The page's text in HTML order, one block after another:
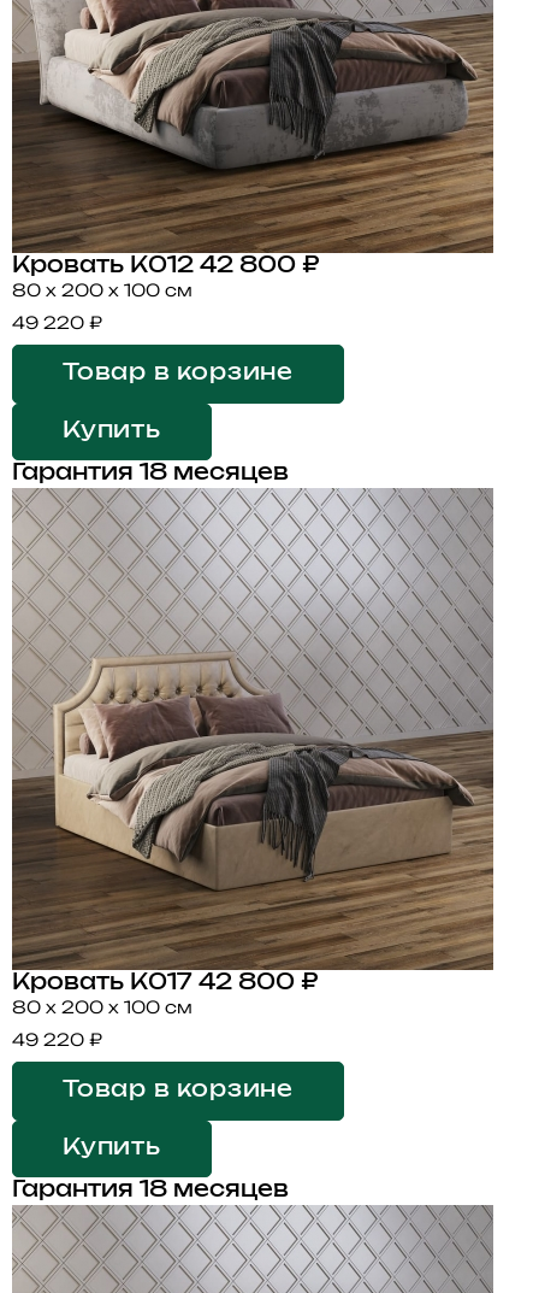
Кровать K012 42 800 ₽
80 x 200 x 100 см
49 220 ₽
Товар в корзине
Купить
Гарантия 18 месяцев
Кровать K017 42 800 ₽
80 x 200 x 100 см
49 220 ₽
Товар в корзине
Купить
Гарантия 18 месяцев